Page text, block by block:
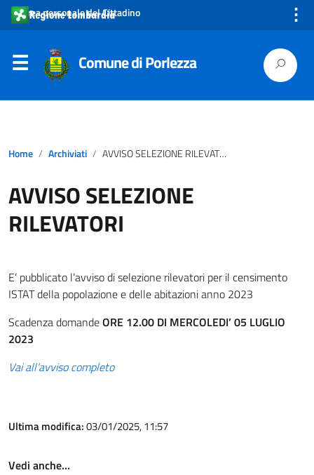
Area personale del Cittadino ⋮
Comune di Porlezza
Home Archiviati AVVISO SELEZIONE RILEVATORI
AVVISO SELEZIONE
RILEVATORI
E’ pubblicato l’avviso di selezione rilevatori per il censimento
ISTAT della popolazione e delle abitazioni anno 2023
Scadenza domandeORE 12.00 DI MERCOLEDI’ 05 LUGLIO
2023
Vai all’avviso completo
Ultima modifica:03/01/2025, 11:57
Vedi anche…